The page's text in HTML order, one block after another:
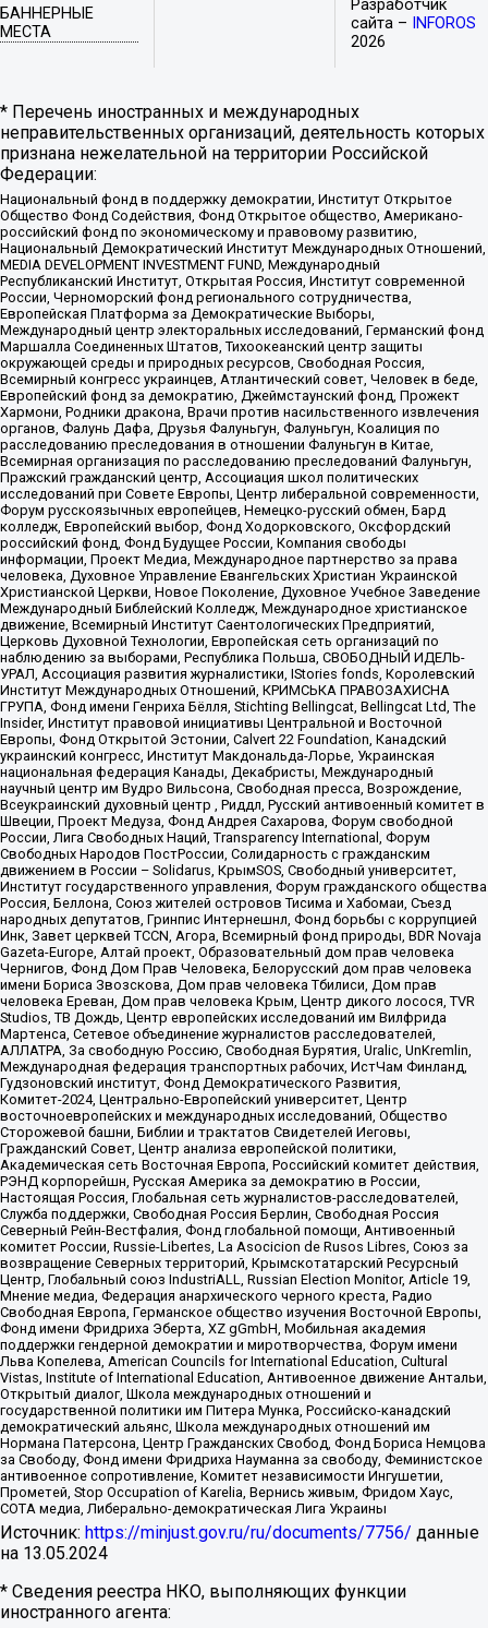
БАННЕРНЫЕ
МЕСТА
Разработчик
сайта –
INFOROS
2026
* Перечень иностранных и международных
неправительственных организаций, деятельность которых
признана нежелательной на территории Российской
Федерации:
Национальный фонд в поддержку демократии, Институт Открытое
Общество Фонд Содействия, Фонд Открытое общество, Американо-
российский фонд по экономическому и правовому развитию,
Национальный Демократический Институт Международных Отношений,
MEDIA DEVELOPMENT INVESTMENT FUND, Международный
Республиканский Институт, Открытая Россия, Институт современной
России, Черноморский фонд регионального сотрудничества,
Европейская Платформа за Демократические Выборы,
Международный центр электоральных исследований, Германский фонд
Маршалла Соединенных Штатов, Тихоокеанский центр защиты
окружающей среды и природных ресурсов, Свободная Россия,
Всемирный конгресс украинцев, Атлантический совет, Человек в беде,
Европейский фонд за демократию, Джеймстаунский фонд, Прожект
Хармони, Родники дракона, Врачи против насильственного извлечения
органов, Фалунь Дафа, Друзья Фалуньгун, Фалуньгун, Коалиция по
расследованию преследования в отношении Фалуньгун в Китае,
Всемирная организация по расследованию преследований Фалуньгун,
Пражский гражданский центр, Ассоциация школ политических
исследований при Совете Европы, Центр либеральной современности,
Форум русскоязычных европейцев, Немецко-русский обмен, Бард
колледж, Европейский выбор, Фонд Ходорковского, Оксфордский
российский фонд, Фонд Будущее России, Компания свободы
информации, Проект Медиа, Международное партнерство за права
человека, Духовное Управление Евангельских Христиан Украинской
Христианской Церкви, Новое Поколение, Духовное Учебное Заведение
Международный Библейский Колледж, Международное христианское
движение, Всемирный Институт Саентологических Предприятий,
Церковь Духовной Технологии, Европейская сеть организаций по
наблюдению за выборами, Республика Польша, СВОБОДНЫЙ ИДЕЛЬ-
УРАЛ, Ассоциация развития журналистики, IStories fonds, Королевский
Институт Международных Отношений, КРИМСЬКА ПРАВОЗАХИСНА
ГРУПА, Фонд имени Генриха Бёлля, Stichting Bellingcat, Bellingcat Ltd, The
Insider, Институт правовой инициативы Центральной и Восточной
Европы, Фонд Открытой Эстонии, Calvert 22 Foundation, Канадский
украинский конгресс, Институт Макдональда-Лорье, Украинская
национальная федерация Канады, Декабристы, Международный
научный центр им Вудро Вильсона, Свободная пресса, Возрождение,
Всеукраинский духовный центр , Риддл, Русский антивоенный комитет в
Швеции, Проект Медуза, Фонд Андрея Сахарова, Форум свободной
России, Лига Свободных Наций, Transparеncy International, Форум
Свободных Народов ПостРоссии, Солидарность с гражданским
движением в России – Solidarus, КрымSOS, Свободный университет,
Институт государственного управления, Форум гражданского общества
Россия, Беллона, Союз жителей островов Тисима и Хабомаи, Съезд
народных депутатов, Гринпис Интернешнл, Фонд борьбы с коррупцией
Инк, Завет церквей TCCN, Агора, Всемирный фонд природы, BDR Novaja
Gazeta-Europe, Алтай проект, Образовательный дом прав человека
Чернигов, Фонд Дом Прав Человека, Белорусский дом прав человека
имени Бориса Звозскова, Дом прав человека Тбилиси, Дом прав
человека Ереван, Дом прав человека Крым, Центр дикого лосося, TVR
Studios, ТВ Дождь, Центр европейских исследований им Вилфрида
Мартенса, Сетевое объединение журналистов расследователей,
АЛЛАТРА, За свободную Россию, Свободная Бурятия, Uralic, UnKremlin,
Международная федерация транспортных рабочих, ИстЧам Финланд,
Гудзоновский институт, Фонд Демократического Развития,
Комитет-2024, Центрально-Европейский университет, Центр
восточноевропейских и международных исследований, Общество
Сторожевой башни, Библии и трактатов Свидетелей Иеговы,
Гражданский Совет, Центр анализа европейской политики,
Академическая сеть Восточная Европа, Российский комитет действия,
РЭНД корпорейшн, Русская Америка за демократию в России,
Настоящая Россия, Глобальная сеть журналистов-расследователей,
Служба поддержки, Свободная Россия Берлин, Свободная Россия
Северный Рейн-Вестфалия, Фонд глобальной помощи, Антивоенный
комитет России, Russie-Libertes, La Asocicion de Rusos Libres, Союз за
возвращение Северных территорий, Крымскотатарский Ресурсный
Центр, Глобальный союз IndustriALL, Russian Election Monitor, Article 19,
Мнение медиа, Федерация анархического черного креста, Радио
Свободная Европа, Германское общество изучения Восточной Европы,
Фонд имени Фридриха Эберта, XZ gGmbH, Мобильная академия
поддержки гендерной демократии и миротворчества, Форум имени
Льва Копелева, American Councils for International Education, Cultural
Vistas, Institute of International Education, Антивоенное движение Антальи,
Открытый диалог, Школа международных отношений и
государственной политики им Питера Мунка, Российско-канадский
демократический альянс, Школа международных отношений им
Нормана Патерсона, Центр Гражданских Свобод, Фонд Бориса Немцова
за Свободу, Фонд имени Фридриха Науманна за свободу, Феминистское
антивоенное сопротивление, Комитет независимости Ингушетии,
Прометей, Stop Occupation of Karelia, Вернись живым, Фридом Хаус,
СОТА медиа, Либерально-демократическая Лига Украины
Источник: https://minjust.gov.ru/ru/documents/7756/ данные
на 13.05.2024
* Сведения реестра НКО, выполняющих функции
иностранного агента: